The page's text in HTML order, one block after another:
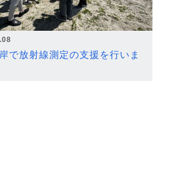
で放射線測定の支援を行いま